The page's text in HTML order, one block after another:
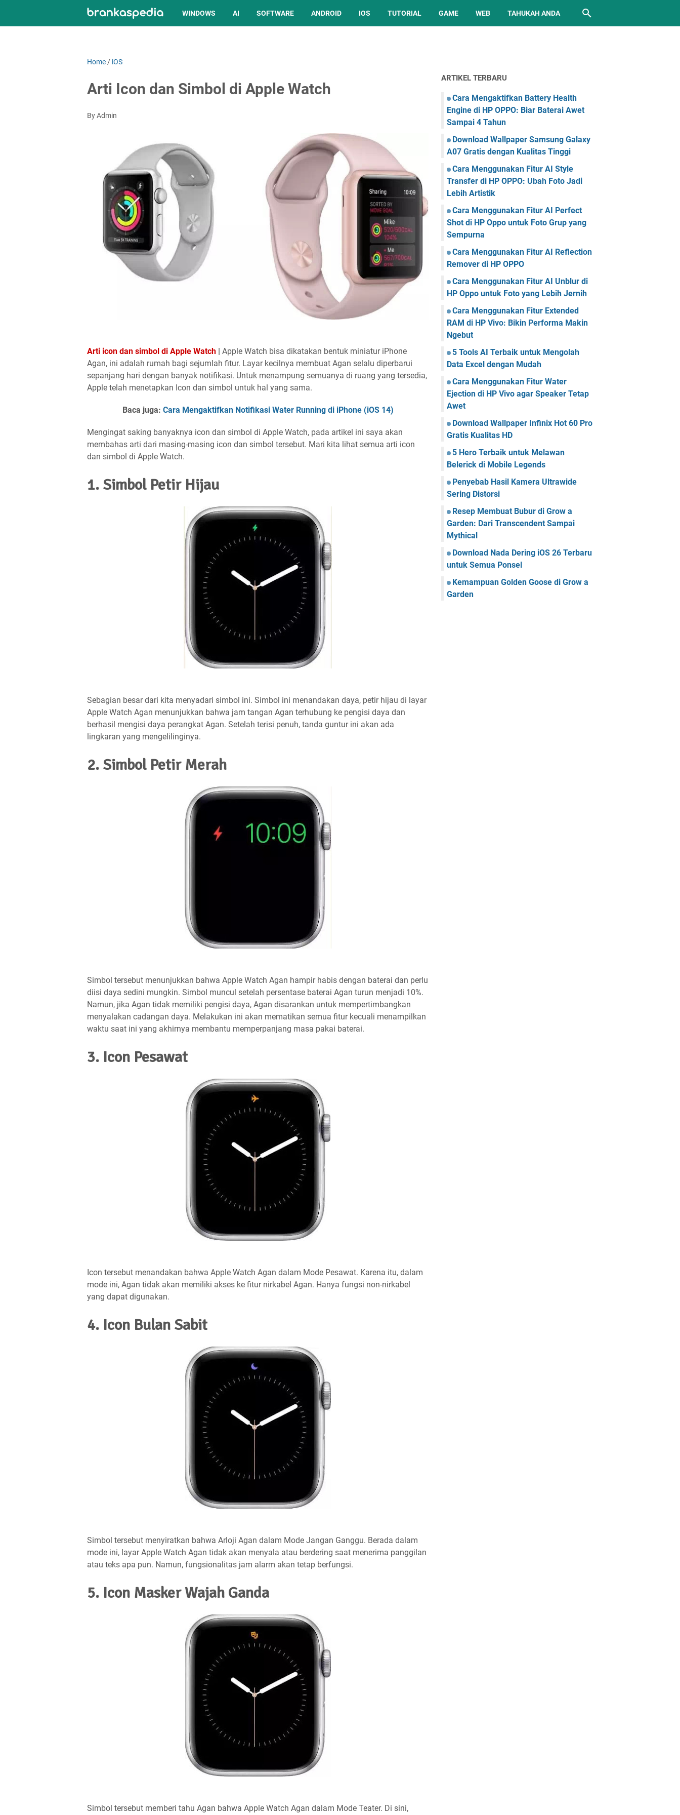
WINDOWS AI SOFTWARE ANDROID IOS TUTORIAL GAME WEB TAHUKAH ANDA
Home / iOS
Arti Icon dan Simbol di Apple Watch
By Admin
Arti icon dan simbol di Apple Watch | Apple Watch bisa dikatakan bentuk miniatur iPhone
Agan, ini adalah rumah bagi sejumlah fitur. Layar kecilnya membuat Agan selalu diperbarui
sepanjang hari dengan banyak notifikasi. Untuk menampung semuanya di ruang yang tersedia,
Apple telah menetapkan Icon dan simbol untuk hal yang sama.
Baca juga: Cara Mengaktifkan Notifikasi Water Running di iPhone (iOS 14)
Mengingat saking banyaknya icon dan simbol di Apple Watch, pada artikel ini saya akan
membahas arti dari masing-masing icon dan simbol tersebut. Mari kita lihat semua arti icon
dan simbol di Apple Watch.
1. Simbol Petir Hijau
Sebagian besar dari kita menyadari simbol ini. Simbol ini menandakan daya, petir hijau di layar
Apple Watch Agan menunjukkan bahwa jam tangan Agan terhubung ke pengisi daya dan
berhasil mengisi daya perangkat Agan. Setelah terisi penuh, tanda guntur ini akan ada
lingkaran yang mengelilinginya.
2. Simbol Petir Merah
Simbol tersebut menunjukkan bahwa Apple Watch Agan hampir habis dengan baterai dan perlu
diisi daya sedini mungkin. Simbol muncul setelah persentase baterai Agan turun menjadi 10%.
Namun, jika Agan tidak memiliki pengisi daya, Agan disarankan untuk mempertimbangkan
menyalakan cadangan daya. Melakukan ini akan mematikan semua fitur kecuali menampilkan
waktu saat ini yang akhirnya membantu memperpanjang masa pakai baterai.
3. Icon Pesawat
Icon tersebut menandakan bahwa Apple Watch Agan dalam Mode Pesawat. Karena itu, dalam
mode ini, Agan tidak akan memiliki akses ke fitur nirkabel Agan. Hanya fungsi non-nirkabel
yang dapat digunakan.
4. Icon Bulan Sabit
Simbol tersebut menyiratkan bahwa Arloji Agan dalam Mode Jangan Ganggu. Berada dalam
mode ini, layar Apple Watch Agan tidak akan menyala atau berdering saat menerima panggilan
atau teks apa pun. Namun, fungsionalitas jam alarm akan tetap berfungsi.
5. Icon Masker Wajah Ganda
Simbol tersebut memberi tahu Agan bahwa Apple Watch Agan dalam Mode Teater. Di sini,
ARTIKEL TERBARU
Cara Mengaktifkan Battery Health
Engine di HP OPPO: Biar Baterai Awet
Sampai 4 Tahun
Download Wallpaper Samsung Galaxy
A07 Gratis dengan Kualitas Tinggi
Cara Menggunakan Fitur AI Style
Transfer di HP OPPO: Ubah Foto Jadi
Lebih Artistik
Cara Menggunakan Fitur AI Perfect
Shot di HP Oppo untuk Foto Grup yang
Sempurna
Cara Menggunakan Fitur AI Reflection
Remover di HP OPPO
Cara Menggunakan Fitur AI Unblur di
HP Oppo untuk Foto yang Lebih Jernih
Cara Menggunakan Fitur Extended
RAM di HP Vivo: Bikin Performa Makin
Ngebut
5 Tools AI Terbaik untuk Mengolah
Data Excel dengan Mudah
Cara Menggunakan Fitur Water
Ejection di HP Vivo agar Speaker Tetap
Awet
Download Wallpaper Infinix Hot 60 Pro
Gratis Kualitas HD
5 Hero Terbaik untuk Melawan
Belerick di Mobile Legends
Penyebab Hasil Kamera Ultrawide
Sering Distorsi
Resep Membuat Bubur di Grow a
Garden: Dari Transcendent Sampai
Mythical
Download Nada Dering iOS 26 Terbaru
untuk Semua Ponsel
Kemampuan Golden Goose di Grow a
Garden